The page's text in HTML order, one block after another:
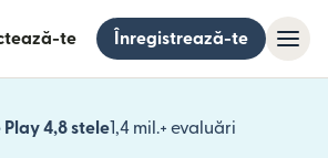
te Înregistrează-te
4,8 stele1,4 mil.+ evaluări
(se